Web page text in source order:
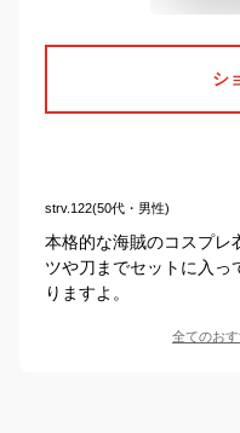
シ
strv.122(50代・男性)
本格的な海賊のコスプレ
ツや刀までセットに入っ
りますよ。
全てのお